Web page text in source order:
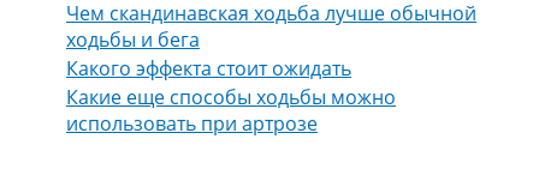
Чем скандинавская ходьба лучше обычной
ходьбы и бега
Какого эффекта стоит ожидать
Какие еще способы ходьбы можно
использовать при артрозе